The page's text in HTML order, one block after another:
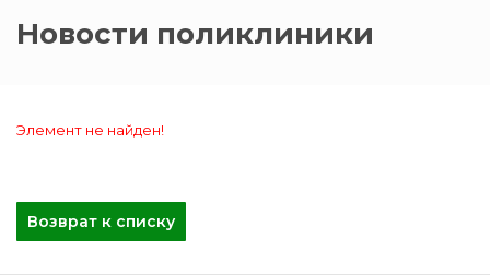
Новости поликлиники
Элемент не найден!
Возврат к списку